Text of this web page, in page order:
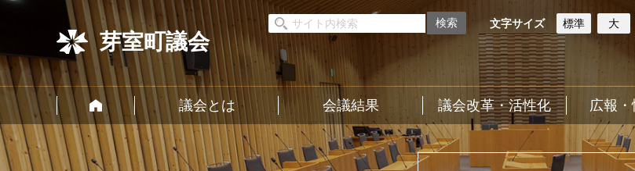
芽室町議会
文字サイズ 標準 大
議会とは 会議結果 議会改革・活性化 広報